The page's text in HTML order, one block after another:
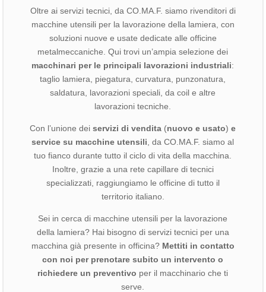
Oltre ai servizi tecnici, da CO.MA.F. siamo rivenditori di
macchine utensili per la lavorazione della lamiera, con
soluzioni nuove e usate dedicate alle officine
metalmeccaniche. Qui trovi un’ampia selezione dei
macchinari per le principali lavorazioni industriali:
taglio lamiera, piegatura, curvatura, punzonatura,
saldatura, lavorazioni speciali, da coil e altre
lavorazioni tecniche.
Con l’unione deiservizi di vendita (nuovo e usato)e
service su macchine utensili , da CO.MA.F. siamo al
tuo fianco durante tutto il ciclo di vita della macchina.
Inoltre, grazie a una rete capillare di tecnici
specializzati, raggiungiamo le officine di tutto il
territorio italiano.
Sei in cerca di macchine utensili per la lavorazione
della lamiera? Hai bisogno di servizi tecnici per una
macchina già presente in officina? Mettiti in contatto
con noi per prenotare subito un intervento o
richiedere un preventivo per il macchinario che ti
serve.